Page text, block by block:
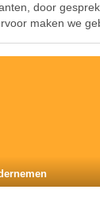
door
maken we